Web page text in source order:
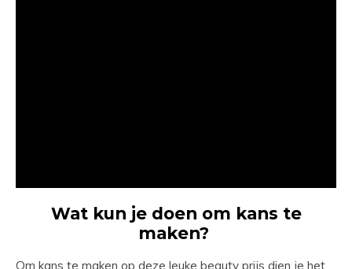
Wat kun je doen om kans te
maken?
Om kans te maken op deze leuke beauty prijs dien je het